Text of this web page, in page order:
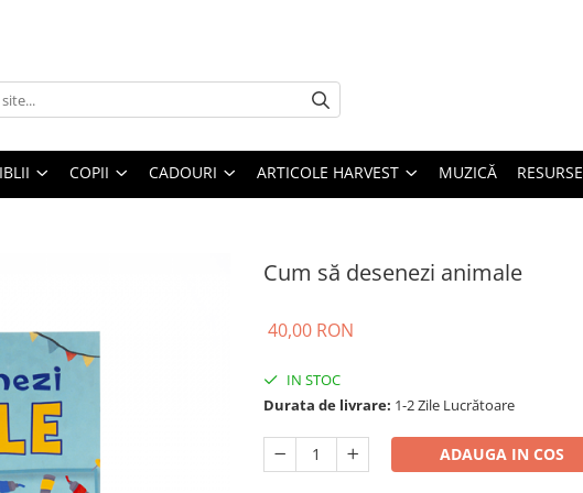
COPII CADOURI ARTICOLE HARVEST MUZICĂ RESURSE
Cum să desenezi animale
40,00 RON
IN STOC
Durata de livrare: 1-2 Zile Lucrătoare
ADAUGA IN COS